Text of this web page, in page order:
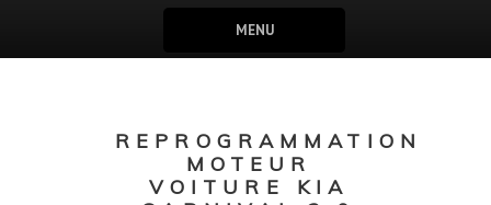
MENU
REPROGRAMMATION
MOTEUR
VOITURE KIA